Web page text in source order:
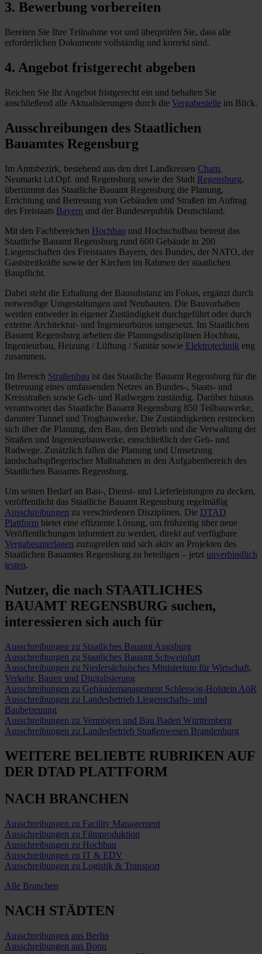
3. Bewerbung vorbereiten
Bereiten Sie Ihre Teilnahme vor und überprüfen Sie, dass alle
erforderlichen Dokumente vollständig und korrekt sind.
4. Angebot fristgerecht abgeben
Reichen Sie Ihr Angebot fristgerecht ein und behalten Sie
anschließend alle Aktualisierungen durch die Vergabestelle im Blick.
Ausschreibungen des Staatlichen
Bauamtes Regensburg
Im Amtsbezirk, bestehend aus den drei Landkreisen Cham,
Neumarkt i.d.Opf. und Regensburg sowie der Stadt Regensburg,
übernimmt das Staatliche Bauamt Regensburg die Planung,
Errichtung und Betreuung von Gebäuden und Straßen im Auftrag
des Freistaats Bayern und der Bundesrepublik Deutschland.
Mit den Fachbereichen Hochbau und Hochschulbau betreut das
Staatliche Bauamt Regensburg rund 600 Gebäude in 200
Liegenschaften des Freistaates Bayern, des Bundes, der NATO, der
Gaststreitkräfte sowie der Kirchen im Rahmen der staatlichen
Baupflicht.
Dabei steht die Erhaltung der Bausubstanz im Fokus, ergänzt durch
notwendige Umgestaltungen und Neubauten. Die Bauvorhaben
werden entweder in eigener Zuständigkeit durchgeführt oder durch
externe Architektur- und Ingenieurbüros umgesetzt. Im Staatlichen
Bauamt Regensburg arbeiten die Planungsdisziplinen Hochbau,
Ingenieurbau, Heizung / Lüftung / Sanitär sowie Elektrotechnik eng
zusammen.
Im Bereich Straßenbau ist das Staatliche Bauamt Regensburg für die
Betreuung eines umfassenden Netzes an Bundes-, Staats- und
Kreisstraßen sowie Geh- und Radwegen zuständig. Darüber hinaus
verantwortet das Staatliche Bauamt Regensburg 850 Teilbauwerke,
darunter Tunnel und Trogbauwerke. Die Zuständigkeiten erstrecken
sich über die Planung, den Bau, den Betrieb und die Verwaltung der
Straßen und Ingenieurbauwerke, einschließlich der Geh- und
Radwege. Zusätzlich fallen die Planung und Umsetzung
landschaftspflegerischer Maßnahmen in den Aufgabenbereich des
Staatlichen Bauamts Regensburg.
Um seinen Bedarf an Bau-, Dienst- und Lieferleistungen zu decken,
veröffentlicht das Staatliche Bauamt Regensburg regelmäßig
Ausschreibungen zu verschiedenen Disziplinen. Die DTAD
Plattform bietet eine effiziente Lösung, um frühzeitig über neue
Veröffentlichungen informiert zu werden, direkt auf verfügbare
Vergabeunterlagen zuzugreifen und sich aktiv an Projekten des
Staatlichen Bauamtes Regensburg zu beteiligen – jetzt unverbindlich
testen.
Nutzer, die nach STAATLICHES
BAUAMT REGENSBURG suchen,
interessieren sich auch für
Ausschreibungen zu Staatliches Bauamt Augsburg
Ausschreibungen zu Staatliches Bauamt Schweinfurt
Ausschreibungen zu Niedersächsisches Ministerium für Wirtschaft,
Verkehr, Bauen und Digitalisierung
Ausschreibungen zu Gebäudemanagement Schleswig-Holstein AöR
Ausschreibungen zu Landesbetrieb Liegenschafts- und
Baubetreuung
Ausschreibungen zu Vermögen und Bau Baden Württemberg
Ausschreibungen zu Landesbetrieb Straßenwesen Brandenburg
WEITERE BELIEBTE RUBRIKEN AUF
DER DTAD PLATTFORM
NACH BRANCHEN
Ausschreibungen zu Facility Management
Ausschreibungen zu Filmproduktion
Ausschreibungen zu Hochbau
Ausschreibungen zu IT & EDV
Ausschreibungen zu Logistik & Transport
Alle Branchen
NACH STÄDTEN
Ausschreibungen aus Berlin
Ausschreibungen aus Bonn